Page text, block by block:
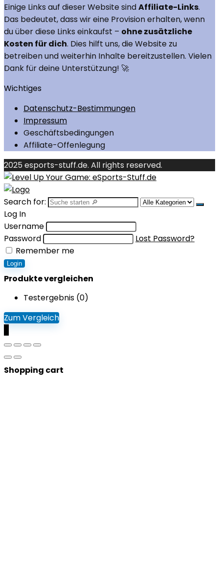
Einige Links auf dieser Website sindAffiliate-Links.
Das bedeutet, dass wir eine Provision erhalten, wenn
du über diese Links einkaufst – ohne zusätzliche
Kosten für dich. Dies hilft uns, die Website zu
betreiben und weiterhin Inhalte bereitzustellen. Vielen
Dank für deine Unterstützung! 🚀
Wichtiges
Datenschutz-Bestimmungen
Impressum
Geschäftsbedingungen
Affiliate-Offenlegung
2025 esports-stuff.de. All rights reserved.
Search for:
Log In
Username
Password
Lost Password?
Remember me
Login
Produkte vergleichen
Testergebnis (0)
Zum Vergleich
Shopping cart